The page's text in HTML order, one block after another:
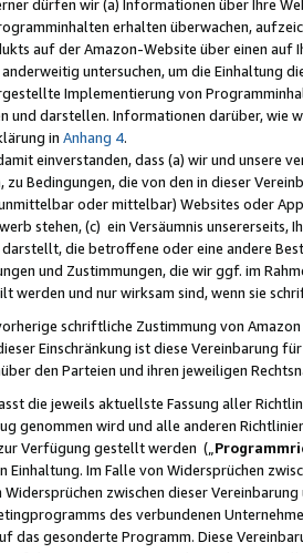
dürfen wir (a) Informationen über Ihre
erhalten überwachen,
auf der Amazon-Website über einen
untersuchen, um die Einhaltung
Implementierung von
und darstellen. Informationen darüber, wie
in Anhang 4.
einverstanden, dass (a) wir und
zu Bedingungen, die von den in dieser
oder mittelbar) Websites oder
stehen, (c) ein Versäumnis unsererseits,
die betroffene oder eine andere
und Zustimmungen, die wir ggf. im
werden und nur wirksam sind, wenn sie
schriftliche Zustimmung von
Einschränkung ist diese Vereinbarung
den Parteien und ihren jeweiligen
die jeweils aktuellste Fassung aller
genommen wird und alle anderen
Verfügung gestellt werden („
Einhaltung. Im Falle von Widersprüchen
zwischen dieser
des verbundenen
das gesonderte Programm. Diese